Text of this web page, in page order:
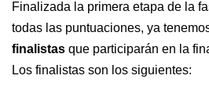
Finalizada la primera etapa de la
todas las puntuaciones, ya
finalistas que participarán en la
Los finalistas son los siguientes: